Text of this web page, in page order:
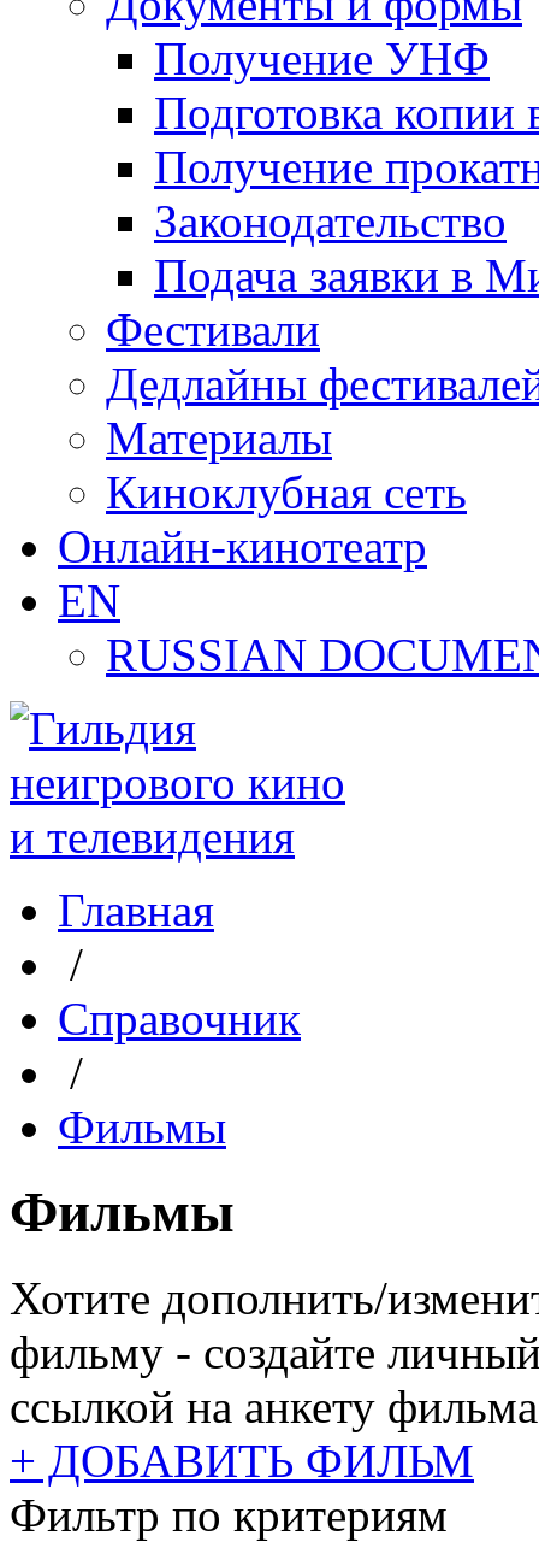
Получение УНФ
Подготовка копии
Получение
Законодательство
Подача заявки в
Фестивали
Дедлайны
Материалы
Киноклубная сеть
Онлайн-кинотеатр
EN
RUSSIAN
Главная
/
Справочник
/
Фильмы
Фильмы
Хотите дополнить/
фильму - создайте
ссылкой на анкету
+ ДОБАВИТЬ ФИЛЬМ
Фильтр по критериям